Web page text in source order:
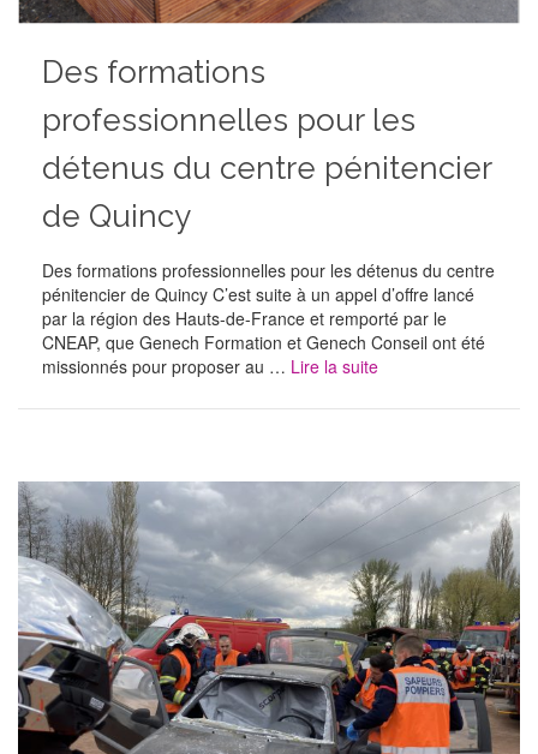
Des formations
professionnelles pour les
détenus du centre pénitencier
de Quincy
Des formations professionnelles pour les détenus du centre
pénitencier de Quincy C’est suite à un appel d’offre lancé
par la région des Hauts-de-France et remporté par le
CNEAP, que Genech Formation et Genech Conseil ont été
missionnés pour proposer au … Lire la suite